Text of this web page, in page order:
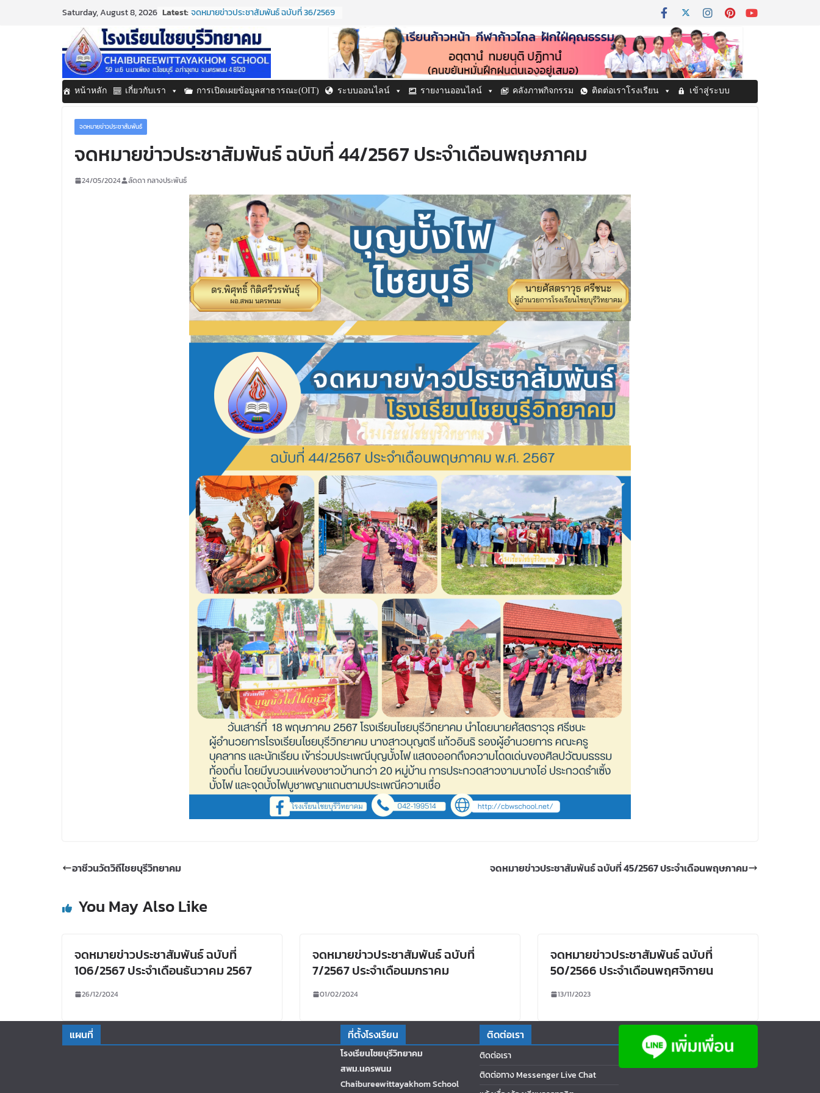
Saturday, August 8, 2026 Latest:จดหมายข่าวประชาสัมพันธ์ ฉบับที่ 36/2569
ประจำเดือนมิถุนายน 2569
กิจกรรมต่อต้านยาเสพติด ปี ๒๕๖๙
กิจกรรมวันสุนทรภู่ ประจำปี ๒๕๖๙
จดหมายข่าวประชาสัมพันธ์ ฉบับที่ 38/2569
ประจำเดือนมิถุนายน 2569
จดหมายข่าวประชาสัมพันธ์ ฉบับที่ 37/2569
ประจำเดือนมิถุนายน 2569
หน้าหลัก เกี่ยวกับเรา การเปิดเผยข้อมูลสาธารณะ(OIT) ระบบออนไลน์ รายงานออนไลน์ คลังภาพกิจกรรม ติดต่อเราโรงเรียน เข้าสู่ระบบ
จดหมายข่าวประชาสัมพันธ์
จดหมายข่าวประชาสัมพันธ์ ฉบับที่ 44/2567 ประจำเดือนพฤษภาคม
24/05/2024 ลัดดา กลางประพันธ์
อาชีวนวัตวิถีไชยบุรีวิทยาคม จดหมายข่าวประชาสัมพันธ์ ฉบับที่ 45/2567 ประจำเดือนพฤษภาคม
You May Also Like
จดหมายข่าวประชาสัมพันธ์ ฉบับที่
106/2567 ประจำเดือนธันวาคม 2567
26/12/2024
จดหมายข่าวประชาสัมพันธ์ ฉบับที่
7/2567 ประจำเดือนมกราคม
01/02/2024
จดหมายข่าวประชาสัมพันธ์ ฉบับที่
50/2566 ประจำเดือนพฤศจิกายน
13/11/2023
แผนที่ ที่ตั้งโรงเรียน
โรงเรียนไชยบุรีวิทยาคม
สพม.นครพนม
Chaibureewittayakhom School
ติดต่อเรา
ติดต่อเรา
ติดต่อทาง Messenger Live Chat